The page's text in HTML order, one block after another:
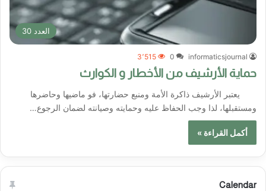
العدد 30
informaticsjournal
0 3٬515
حماية الأرشيف من الأخطار و الكوارث
يعتبر الأرشيف ذاكرة الأمة ومنبع حضارتها، فو ماضيها وحاضرها
ومستقبلها، لذا وجب الحفاظ عليه وحمايته وصيانته لضمان الرجوع…
أكمل القراءة »
Calendar